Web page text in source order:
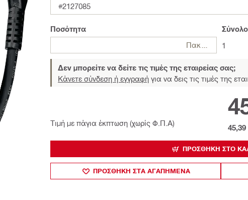
#2127085
Ποσότητα
Σύνολο
1
Δεν μπορείτε να δείτε τις τιμές της εταιρείας σας;
Κάνετε σύνδεση ή εγγραφή για να δεις τις τιμές της
Τιμή με πάγια έκπτωση (χωρίς Φ.Π.Α) 45,39
ΠΡΟΣΘΉΚΗ ΣΤΟ
ΠΡΟΣΘΗΚΗ ΣΤΑ ΑΓΑΠΗΜΕΝΑ